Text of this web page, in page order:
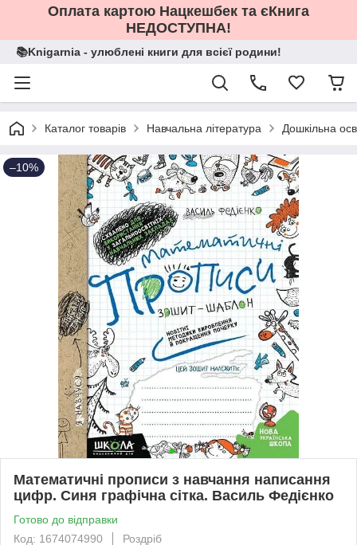
Оплата картою Нацкешбек та єКнига
НЕДОСТУПНА!
📚Knigarnia - улюблені книги для всієї родини!
Каталог товарів Навчальна література Дошкільна
–10%
Математичні прописи з навчання написання
цифр. Синя графічна сітка. Василь Федієнко
Готово до відправки
Код: 1674074990
Роздріб